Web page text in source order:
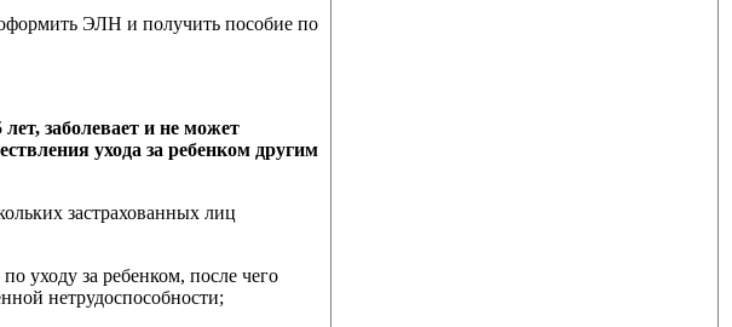
ЭЛН и получить пособие по
заболевает и не может
ухода за ребенком другим
застрахованных лиц
уходу за ребенком, после чего
нетрудоспособности;